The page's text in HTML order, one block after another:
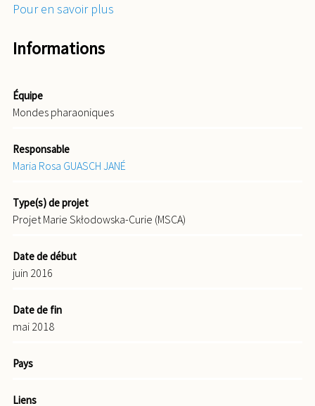
Pour en savoir plus
Informations
Équipe
Mondes pharaoniques
Responsable
Maria Rosa GUASCH JANÉ
Type(s) de projet
Projet Marie Skłodowska-Curie (MSCA)
Date de début
juin 2016
Date de fin
mai 2018
Pays
Liens